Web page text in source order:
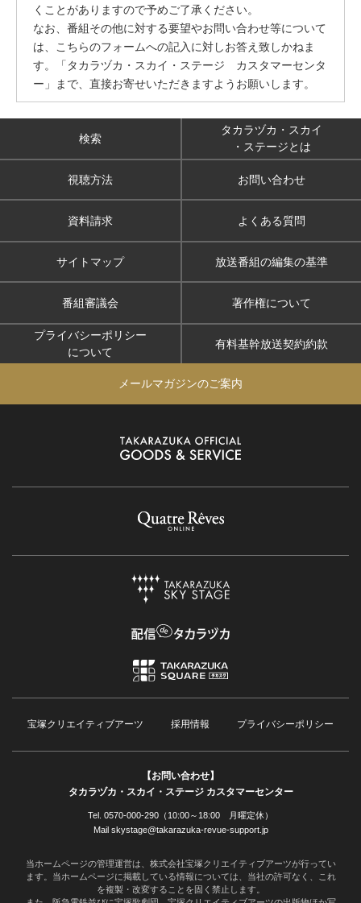
くことがありますので予めご了承ください。
なお、番組その他に対する要望やお問い合わせ等について
は、こちらのフォームへの記入に対しお答え致しかねま
す。「タカラヅカ・スカイ・ステージ カスタマーセンタ
ー」まで、直接お寄せいただきますようお願いします。
検索
タカラヅカ・スカイ
・ステージとは
視聴方法 お問い合わせ
資料請求 よくある質問
サイトマップ 放送番組の編集の基準
番組審議会 著作権について
プライバシーポリシー
について
有料基幹放送契約約款
メールマガジンのご案内
宝塚クリエイティブアーツ 採用情報 プライバシーポリシー
【お問い合わせ】
タカラヅカ・スカイ・ステージ カスタマーセンター
Tel. 0570-000-290（10:00～18:00 月曜定休）
Mail skystage@takarazuka-revue-support.jp
当ホームページの管理運営は、株式会社宝塚クリエイティブアーツが行ってい
ます。当ホームページに掲載している情報については、当社の許可なく、これ
を複製・改変することを固く禁止します。